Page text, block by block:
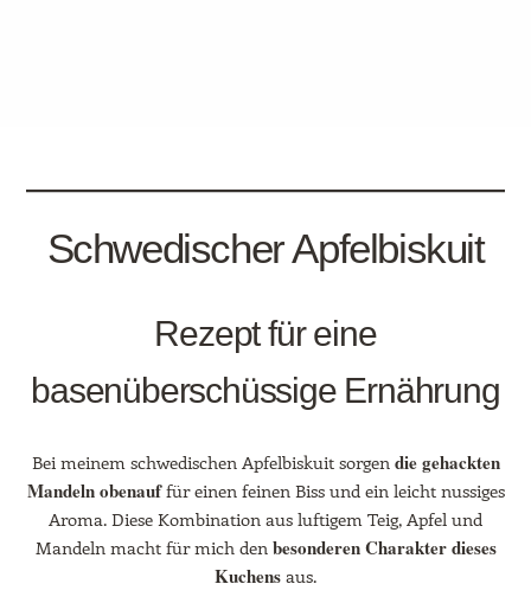
Schwedischer Apfelbiskuit
Rezept für eine
basenüberschüssige Ernährung
Bei meinem schwedischen Apfelbiskuit sorgen die gehackten
Mandeln obenauffür einen feinen Biss und ein leicht nussiges
Aroma. Diese Kombination aus luftigem Teig, Apfel und
Mandeln macht für mich den besonderen Charakter dieses
Kuchens aus.